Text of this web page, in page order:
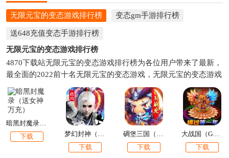
无限元宝的变态游戏排行榜 变态gm手游排行榜
送648充值变态手游排行榜
无限元宝的变态游戏排行榜
4870下载站无限元宝的变态游戏排行榜为各位用户带来了最新，
最全面的2022前十名无限元宝的变态游戏，无限元宝的变态游戏
排名。对无限元宝的变态游戏感兴趣的朋友，下面就上4870下载
站看看吧。
暗黑封魔录（送女神万充）
下载
梦幻封神（送十万真充）
下载
碉堡三国（GM刷充）
下载
大战国（GM魂环无限刀）
下载